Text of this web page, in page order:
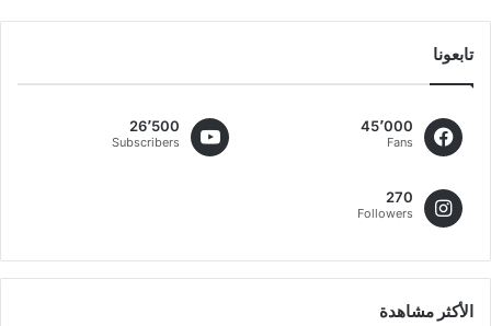
تابعونا
45٬000
Fans
26٬500
Subscribers
270
Followers
الأكثر مشاهدة